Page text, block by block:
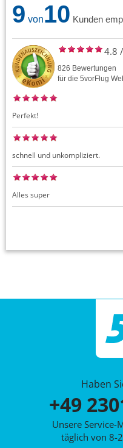
9 von10 Kunden
4.8 /
826 Bewertungen
für die 5vorFlug
Perfekt!
schnell und unkompliziert.
Alles super
Haben
+49
Unsere Service-
täglich von 8-